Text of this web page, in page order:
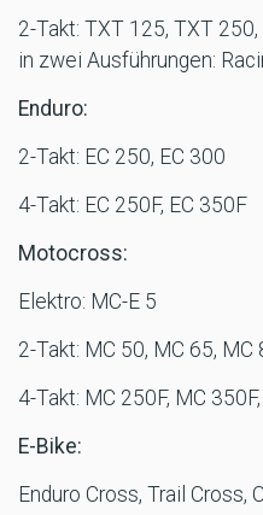
2-Takt: TXT 125, TXT
in zwei Ausführungen:
Enduro:
2-Takt: EC 250, EC 300
4-Takt: EC 250F, EC 350F
Motocross:
Elektro: MC-E 5
2-Takt: MC 50, MC 65,
4-Takt: MC 250F, MC
E-Bike:
Enduro Cross, Trail Cross,